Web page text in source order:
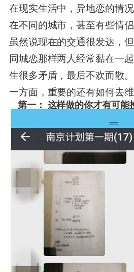
在现实生活中，异地恋的情
在不同的城市，甚至有些情
虽然说现在的交通很发达，
同城恋那样两人经常黏在一
生很多矛盾，最后不欢而散
一方面，重要的还有如何去维
第一： 这样做的你才有可能